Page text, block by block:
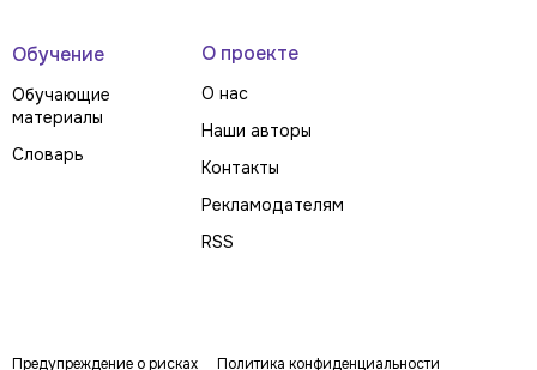
Обучение
Обучающие
материалы
Словарь
О проекте
О нас
Наши авторы
Контакты
Рекламодателям
RSS
Предупреждение о рисках
Политика конфиденциальности